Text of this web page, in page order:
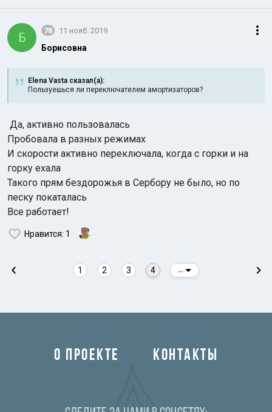
Б 78 11 нояб. 2019
Борисовна
Elena Vasta сказал(а):
Пользуешься ли переключателем амортизаторов?
Да, активно пользовалась
Пробовала в разных режимах
И скорости активно переключала, когда с горки и на
горку ехала
Такого прям бездорожья в Сербору не было, но по
песку покаталась
Все работает!
Нравится: 1
1 2 3 4
О ПРОЕКТЕ КОНТАКТЫ